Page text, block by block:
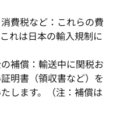
費税など：これらの費
れは日本の輸入規制に
補償：輸送中に​​関税お
明書（領収書など）を
します。（注：補償は